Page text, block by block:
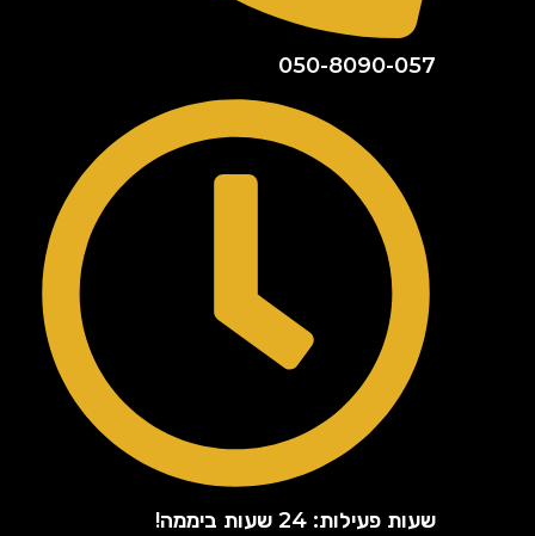
050-8090-057
שעות פעילות: 24 שעות ביממה!